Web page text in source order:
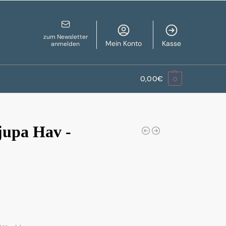
zum Newsletter
anmelden
Mein Konto Kasse
0,00€ 0
Hav -